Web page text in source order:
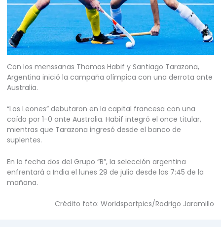
Con los menssanas Thomas Habif y Santiago Tarazona,
Argentina inició la campaña olímpica con una derrota ante
Australia.
“Los Leones” debutaron en la capital francesa con una
caída por 1-0 ante Australia. Habif integró el once titular,
mientras que Tarazona ingresó desde el banco de
suplentes.
En la fecha dos del Grupo “B”, la selección argentina
enfrentará a India el lunes 29 de julio desde las 7:45 de la
mañana.
Crédito foto: Worldsportpics/Rodrigo Jaramillo